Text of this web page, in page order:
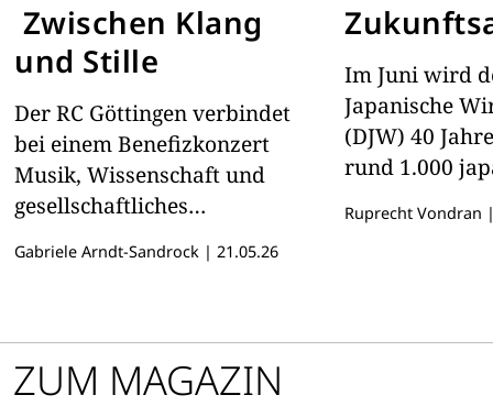
Zwischen Klang
und Stille
Der RC Göttingen verbindet
bei einem Benefizkonzert
Musik, Wissenschaft und
gesellschaftliches
hörgeschädigter Menschen.
Gabriele Arndt-Sandrock | 21.05.26
Im Juni wird
Japanische
(DJW) 40
rund 1.000
Gesprächen
Ruprecht Vondran
ZUM MAGAZIN